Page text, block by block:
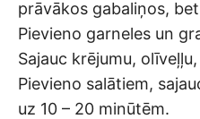
prāvākos gabaliņos,
Pievieno garneles un
Sajauc krējumu,
Pievieno salātiem,
uz 10 – 20 minūtēm.